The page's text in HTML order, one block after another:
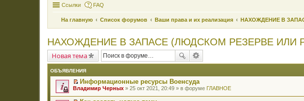
Ссылки FAQ
На главную Список форумов Ваши права и их реализация НАХОЖДЕНИЕ В
НАХОЖДЕНИЕ В ЗАПАСЕ (ЛЮДСКОМ РЕЗЕРВЕ ИЛИ
Новая тема
ОБЪЯВЛЕНИЯ
П
р
Информационные ресурсы Военсуда
Владимир Черных » 25 окт 2021, 20:49 » в форуме ГЛАВНОЕ